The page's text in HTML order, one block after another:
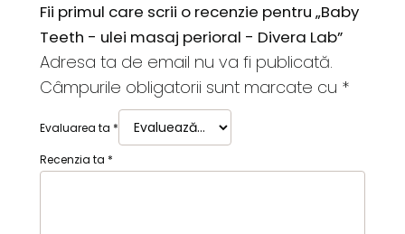
Fii primul care scrii o recenzie pentru „Baby
Teeth - ulei masaj perioral - Divera Lab”
Adresa ta de email nu va fi publicată.
Câmpurile obligatorii sunt marcate cu *
Evaluarea ta *
Recenzia ta *